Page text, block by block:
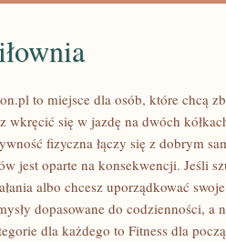
to miejsce dla osób, które chcą
wkręcić się w jazdę na dwóch
fizyczna łączy się z dobrym
jest oparte na konsekwencji. Jeśli
albo chcesz uporządkować
dopasowane do codzienności, a
dla każdego to Fitness dla